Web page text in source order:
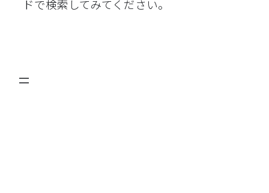
ドで検索してみてください。